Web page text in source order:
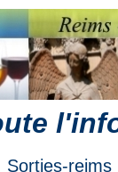
Sorties-reims